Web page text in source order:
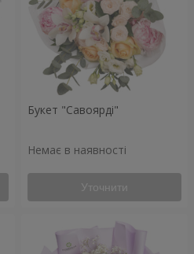
Букет "Савоярді"
Немає в наявності
Уточнити